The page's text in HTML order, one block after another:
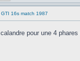
16s match 1987
pour une 4